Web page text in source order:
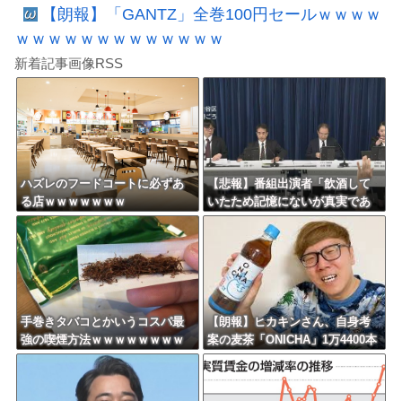
【朗報】「GANTZ」全巻100円セールｗｗｗｗ
ｗｗｗｗｗｗｗｗｗｗｗｗｗ
新着記事画像RSS
ハズレのフードコートに必ずあ
る店ｗｗｗｗｗｗｗ
【悲報】番組出演者「飲酒して
いたため記憶にないが真実であ
れば申し訳ない」 NHK職員が
出演者から性被害
手巻きタバコとかいうコスパ最
強の喫煙方法ｗｗｗｗｗｗｗｗ
ｗｗｗｗｗ
【朗報】ヒカキンさん、自身考
案の麦茶「ONICHA」1万4400本
を熊本県に発送ｗｗｗｗｗｗｗ